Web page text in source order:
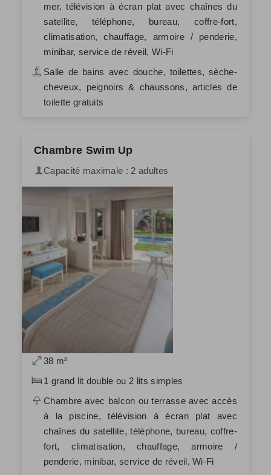
mer, télévision à écran plat avec chaînes du
satellite, téléphone, bureau, coffre-fort,
climatisation, chauffage, armoire / penderie,
minibar, service de réveil, Wi-Fi
Salle de bains avec douche, toilettes, sèche-
cheveux, peignoirs & chaussons, articles de
toilette gratuits
Chambre Swim Up
Capacité maximale : 2 adultes
38 m²
1 grand lit double ou 2 lits simples
Chambre avec balcon ou terrasse avec accès
à la piscine, télévision à écran plat avec
chaînes du satellite, téléphone, bureau, coffre-
fort, climatisation, chauffage, armoire /
penderie, minibar, service de réveil, Wi-Fi